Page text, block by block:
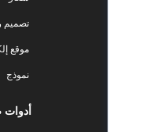
تصميم رسومات
موقع إلكتروني
أدوات صناعة